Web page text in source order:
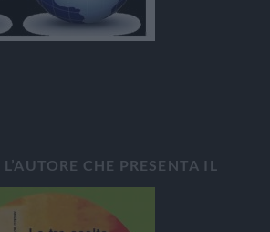
CHE PRESENTA IL